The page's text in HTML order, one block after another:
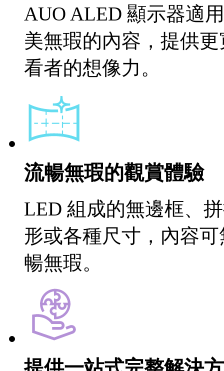
AUO ALED 顯示器適
美無瑕的內容，提供
看者的想像力。
流暢無瑕的觀賞體驗
LED 組成的無邊框、
形或各種尺寸，內容
暢無瑕。